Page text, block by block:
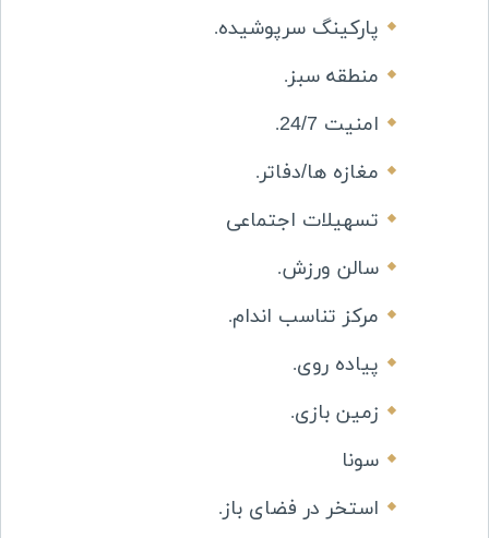
پارکینگ سرپوشیده.
منطقه سبز.
امنیت 24/7 .
مغازه ها/دفاتر.
تسهیلات اجتماعی
سالن ورزش.
مرکز تناسب اندام.
پیاده روی.
زمین بازی.
سونا
استخر در فضای باز.